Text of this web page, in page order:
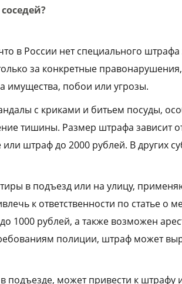
в России нет специального
за конкретные
имущества, побои или угрозы.
с криками и битьем посуды,
тишины. Размер штрафа зависит
штраф до 2000 рублей. В других
в подъезд или на улицу,
к ответственности по статье о
1000 рублей, а также возможен
полиции, штраф может
может привести к штрафу